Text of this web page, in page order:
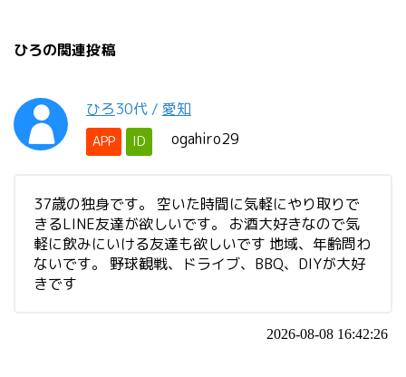
ひろの関連投稿
ひろ30代 / 愛知
APP ID ogahiro29
37歳の独身です。 空いた時間に気軽にやり取りで
きるLINE友達が欲しいです。 お酒大好きなので気
軽に飲みにいける友達も欲しいです 地域、年齢問わ
ないです。 野球観戦、ドライブ、BBQ、DIYが大好
きです
2026-08-08 16:42:26